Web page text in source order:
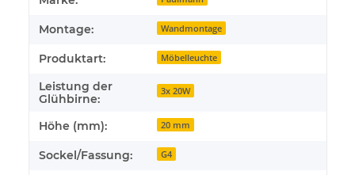
Montage: Wandmontage
Produktart: Möbelleuchte
Leistung der
Glühbirne:
3x 20W
Höhe (mm): 20 mm
Sockel/Fassung: G4